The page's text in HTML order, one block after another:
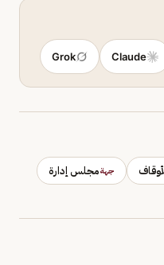
Claude
Grok
جهةمجلس إدارة